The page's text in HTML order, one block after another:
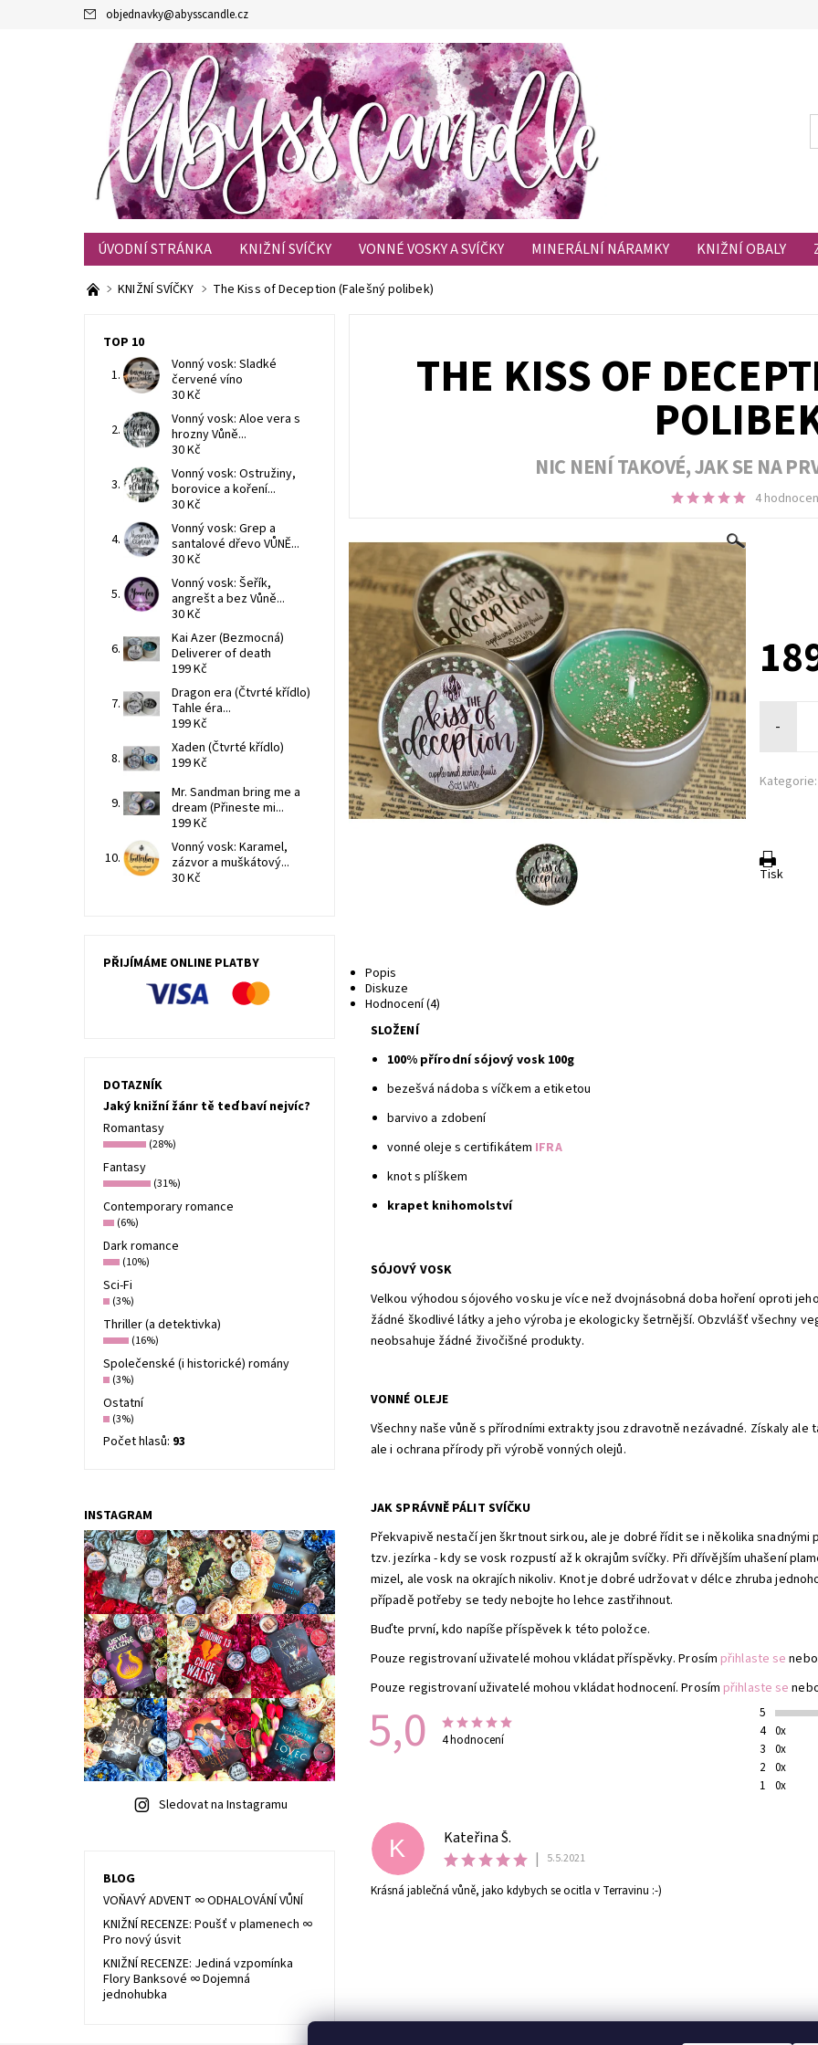
objednavky@abysscandle.cz
ÚVODNÍ STRÁNKA KNIŽNÍ SVÍČKY VONNÉ VOSKY A SVÍČKY MINERÁLNÍ NÁRAMKY KNIŽNÍ OBALY
KONTAKTY
OBCHODNÍ PODMÍNKY BLOG HODNOCENÍ OBCHODU
KNIŽNÍ SVÍČKY The Kiss of Deception (Falešný polibek)
THE KISS OF
NIC NENÍ TAKOVÉ, JAK SE NA
4
-
Kategorie:
Tisk
Popis
Diskuze
Hodnocení (4)
SLOŽENÍ
100% přírodní sójový vosk 100g
bezešvá nádoba s víčkem a etiketou
barvivo a zdobení
vonné oleje s certifikátem IFRA
knot s plíškem
krapet knihomolství
SÓJOVÝ VOSK
Velkou výhodou sójového vosku je více než dvojnásobná doba hoření oproti
žádné škodlivé látky a jeho výroba je ekologicky šetrnější. Obzvlášť všechny
neobsahuje žádné živočišné produkty.
VONNÉ OLEJE
Všechny naše vůně s přírodními extrakty jsou zdravotně nezávadné. Získaly ale
ale i ochrana přírody při výrobě vonných olejů.
JAK SPRÁVNĚ PÁLIT SVÍČKU
Překvapivě nestačí jen škrtnout sirkou, ale je dobré řídit se i několika
tzv. jezírka - kdy se vosk rozpustí až k okrajům svíčky. Při dřívějším uhašení
mizel, ale vosk na okrajích nikoliv. Knot je dobré udržovat v délce zhruba
případě potřeby se tedy nebojte ho lehce zastřihnout.
Buďte první, kdo napíše příspěvek k této položce.
Pouze registrovaní uživatelé mohou vkládat příspěvky. Prosím přihlaste se
Pouze registrovaní uživatelé mohou vkládat hodnocení. Prosím přihlaste se
5,0 4 hodnocení
5
4
0x
3
0x
2
0x
1
0x
K
Kateřina Š.
|
5.5.2021
Krásná jablečná vůně, jako kdybych se ocitla v Terravinu :-)
TOP 10
Vonný vosk: Sladké
červené víno
30 Kč
Vonný vosk: Aloe vera s
hrozny Vůně...
30 Kč
Vonný vosk: Ostružiny,
borovice a koření...
30 Kč
Vonný vosk: Grep a
santalové dřevo VŮNĚ...
30 Kč
Vonný vosk: Šeřík,
angrešt a bez Vůně...
30 Kč
Kai Azer (Bezmocná)
Deliverer of death
199 Kč
Dragon era (Čtvrté křídlo)
Tahle éra...
199 Kč
Xaden (Čtvrté křídlo)
199 Kč
Mr. Sandman bring me a
dream (Přineste mi...
199 Kč
Vonný vosk: Karamel,
zázvor a muškátový...
30 Kč
PŘIJÍMÁME ONLINE PLATBY
DOTAZNÍK
Jaký knižní žánr tě teď baví nejvíc?
Romantasy
(28%)
Fantasy
(31%)
Contemporary romance
(6%)
Dark romance
(10%)
Sci-Fi
(3%)
Thriller (a detektivka)
(16%)
Společenské (i historické) romány
(3%)
Ostatní
(3%)
Počet hlasů: 93
INSTAGRAM
Sledovat na Instagramu
BLOG
VOŇAVÝ ADVENT ∞ ODHALOVÁNÍ VŮNÍ
KNIŽNÍ RECENZE: Poušť v plamenech ∞
Pro nový úsvit
KNIŽNÍ RECENZE: Jediná vzpomínka
Flory Banksové ∞ Dojemná
jednohubka